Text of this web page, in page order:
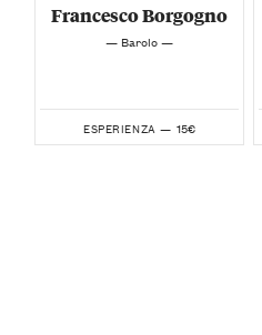
Francesco Borgogno
— Barolo —
ESPERIENZA — 15€